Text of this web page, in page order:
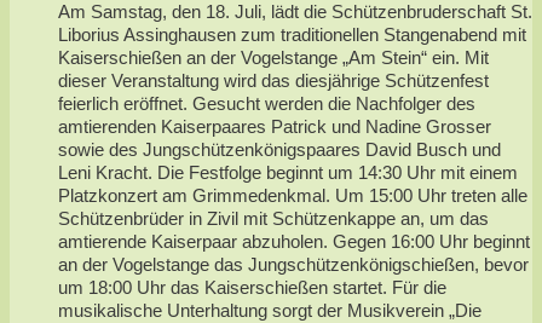
Am Samstag, den 18. Juli, lädt die Schützenbruderschaft St.
Liborius Assinghausen zum traditionellen Stangenabend mit
Kaiserschießen an der Vogelstange „Am Stein“ ein. Mit
dieser Veranstaltung wird das diesjährige Schützenfest
feierlich eröffnet. Gesucht werden die Nachfolger des
amtierenden Kaiserpaares Patrick und Nadine Grosser
sowie des Jungschützenkönigspaares David Busch und
Leni Kracht. Die Festfolge beginnt um 14:30 Uhr mit einem
Platzkonzert am Grimmedenkmal. Um 15:00 Uhr treten alle
Schützenbrüder in Zivil mit Schützenkappe an, um das
amtierende Kaiserpaar abzuholen. Gegen 16:00 Uhr beginnt
an der Vogelstange das Jungschützenkönigschießen, bevor
um 18:00 Uhr das Kaiserschießen startet. Für die
musikalische Unterhaltung sorgt der Musikverein „Die